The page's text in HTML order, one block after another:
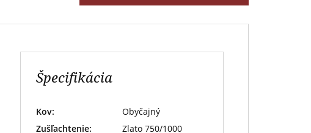
Špecifikácia
Kov:
Obyčajný
Zušľachtenie:
Zlato 750/1000